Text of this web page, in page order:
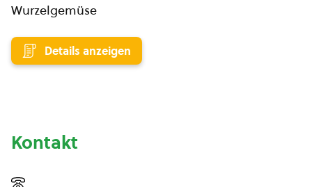
Wurzelgemüse
Details anzeigen
Kontakt